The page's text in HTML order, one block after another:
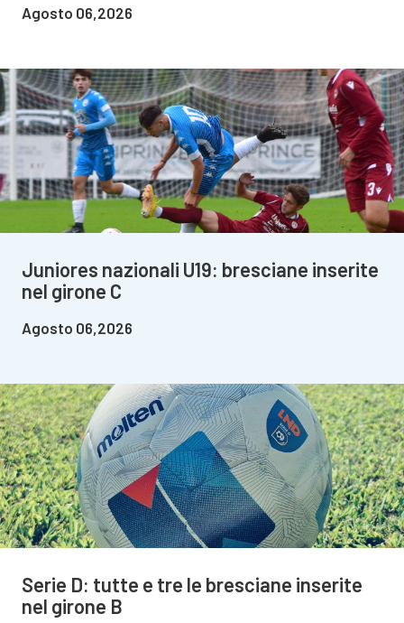
Agosto 06,2026
Juniores nazionali U19: bresciane inserite
nel girone C
Agosto 06,2026
Serie D: tutte e tre le bresciane inserite
nel girone B